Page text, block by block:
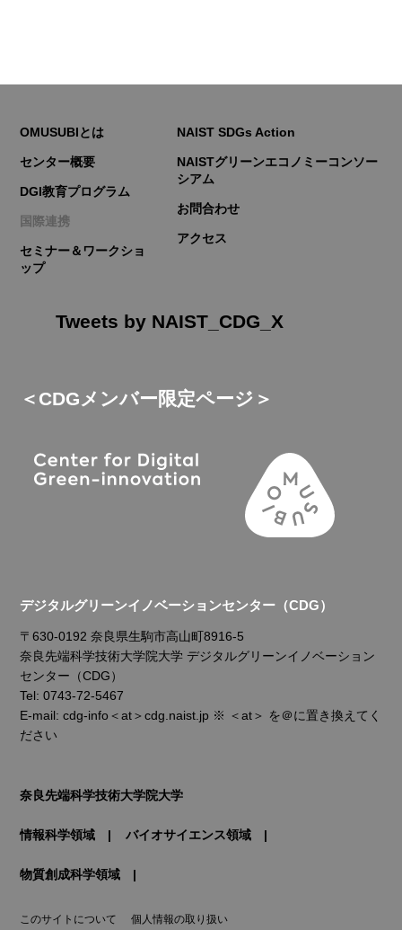
OMUSUBIとは
センター概要
DGI教育プログラム
国際連携
セミナー＆ワークショ
ップ
NAIST SDGs Action
NAISTグリーンエコノミーコンソー
シアム
お問合わせ
アクセス
Tweets by NAIST_CDG_X
＜CDGメンバー限定ページ＞
デジタルグリーンイノベーションセンター（CDG）
〒630-0192 奈良県生駒市高山町8916-5
奈良先端科学技術大学院大学 デジタルグリーンイノベーション
センター（CDG）
Tel: 0743-72-5467
E-mail: cdg-info＜at＞cdg.naist.jp ※ ＜at＞ を＠に置き換えてく
ださい
奈良先端科学技術大学院大学
情報科学領域 バイオサイエンス領域
物質創成科学領域
このサイトについて 個人情報の取り扱い